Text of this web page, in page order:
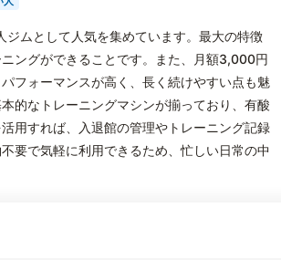
ムとして人気を集めています。最大の特徴
ングができることです。また、月額3,000円
フォーマンスが高く、長く続けやすい点も魅
的なトレーニングマシンが揃っており、有酸
用すれば、入退館の管理やトレーニング記録
要で気軽に利用できるため、忙しい日常の中